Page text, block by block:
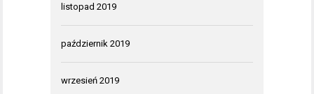
listopad 2019
październik 2019
wrzesień 2019